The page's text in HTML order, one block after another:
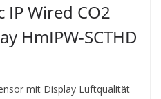
IP Wired CO2
HmIPW-SCTHD
mit Display Luftqualität